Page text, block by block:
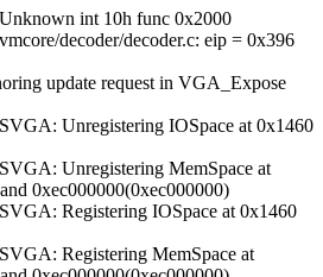
int 10h func 0x2000
decoder/decoder.c: eip = 0x396
update request in VGA_Expose
Unregistering IOSpace at 0x1460
Unregistering MemSpace at
0xec000000(0xec000000)
Registering IOSpace at 0x1460
Registering MemSpace at